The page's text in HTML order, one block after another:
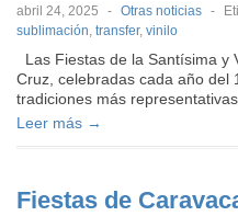
abril 24, 2025 - Otras noticias -
sublimación, transfer, vinilo
Las Fiestas de la Santísima y
Cruz, celebradas cada año del
tradiciones más
Leer más →
Fiestas de